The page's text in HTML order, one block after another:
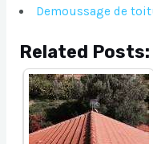
Demoussage de
Related Posts: